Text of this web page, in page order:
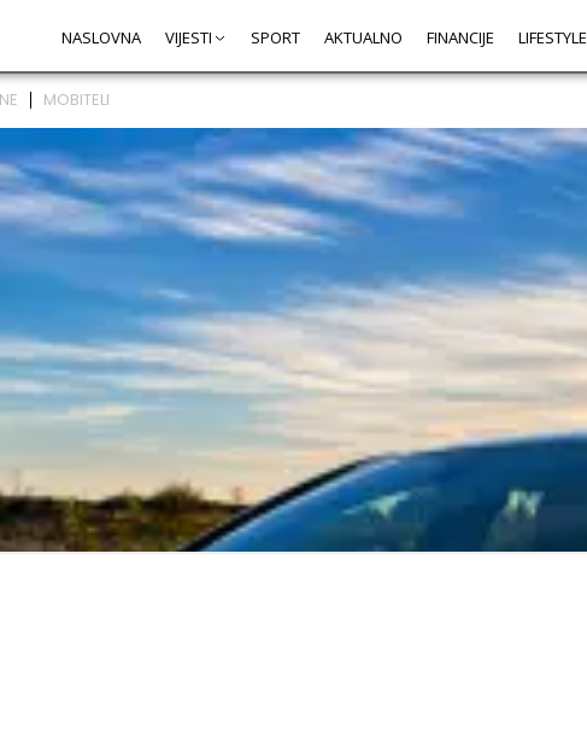
NASLOVNA VIJESTI SPORT AKTUALNO FINANCIJE LIFESTYLE